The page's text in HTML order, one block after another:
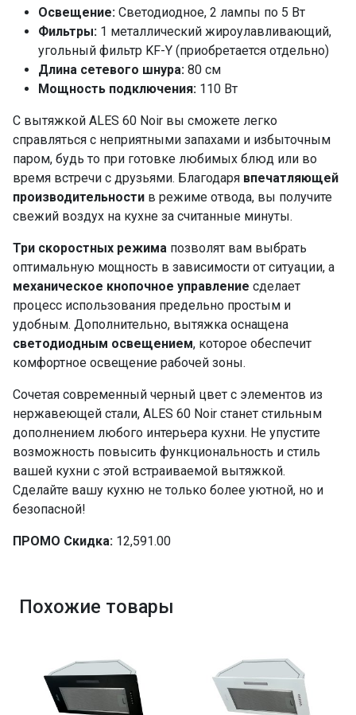
Освещение: Светодиодное, 2 лампы по 5 Вт
Фильтры: 1 металлический жироулавливающий,
угольный фильтр KF-Y (приобретается отдельно)
Длина сетевого шнура: 80 см
Мощность подключения: 110 Вт
С вытяжкой ALES 60 Noir вы сможете легко
справляться с неприятными запахами и избыточным
паром, будь то при готовке любимых блюд или во
время встречи с друзьями. Благодаря впечатляющей
производительности в режиме отвода, вы получите
свежий воздух на кухне за считанные минуты.
Три скоростных режима позволят вам выбрать
оптимальную мощность в зависимости от ситуации, а
механическое кнопочное управление сделает
процесс использования предельно простым и
удобным. Дополнительно, вытяжка оснащена
светодиодным освещением, которое обеспечит
комфортное освещение рабочей зоны.
Сочетая современный черный цвет с элементов из
нержавеющей стали, ALES 60 Noir станет стильным
дополнением любого интерьера кухни. Не упустите
возможность повысить функциональность и стиль
вашей кухни с этой встраиваемой вытяжкой.
Сделайте вашу кухню не только более уютной, но и
безопасной!
ПРОМО Скидка: 12,591.00
Похожие товары